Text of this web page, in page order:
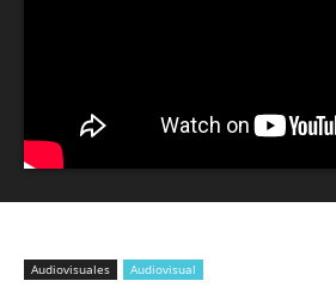
Audiovisuales Audiovisual